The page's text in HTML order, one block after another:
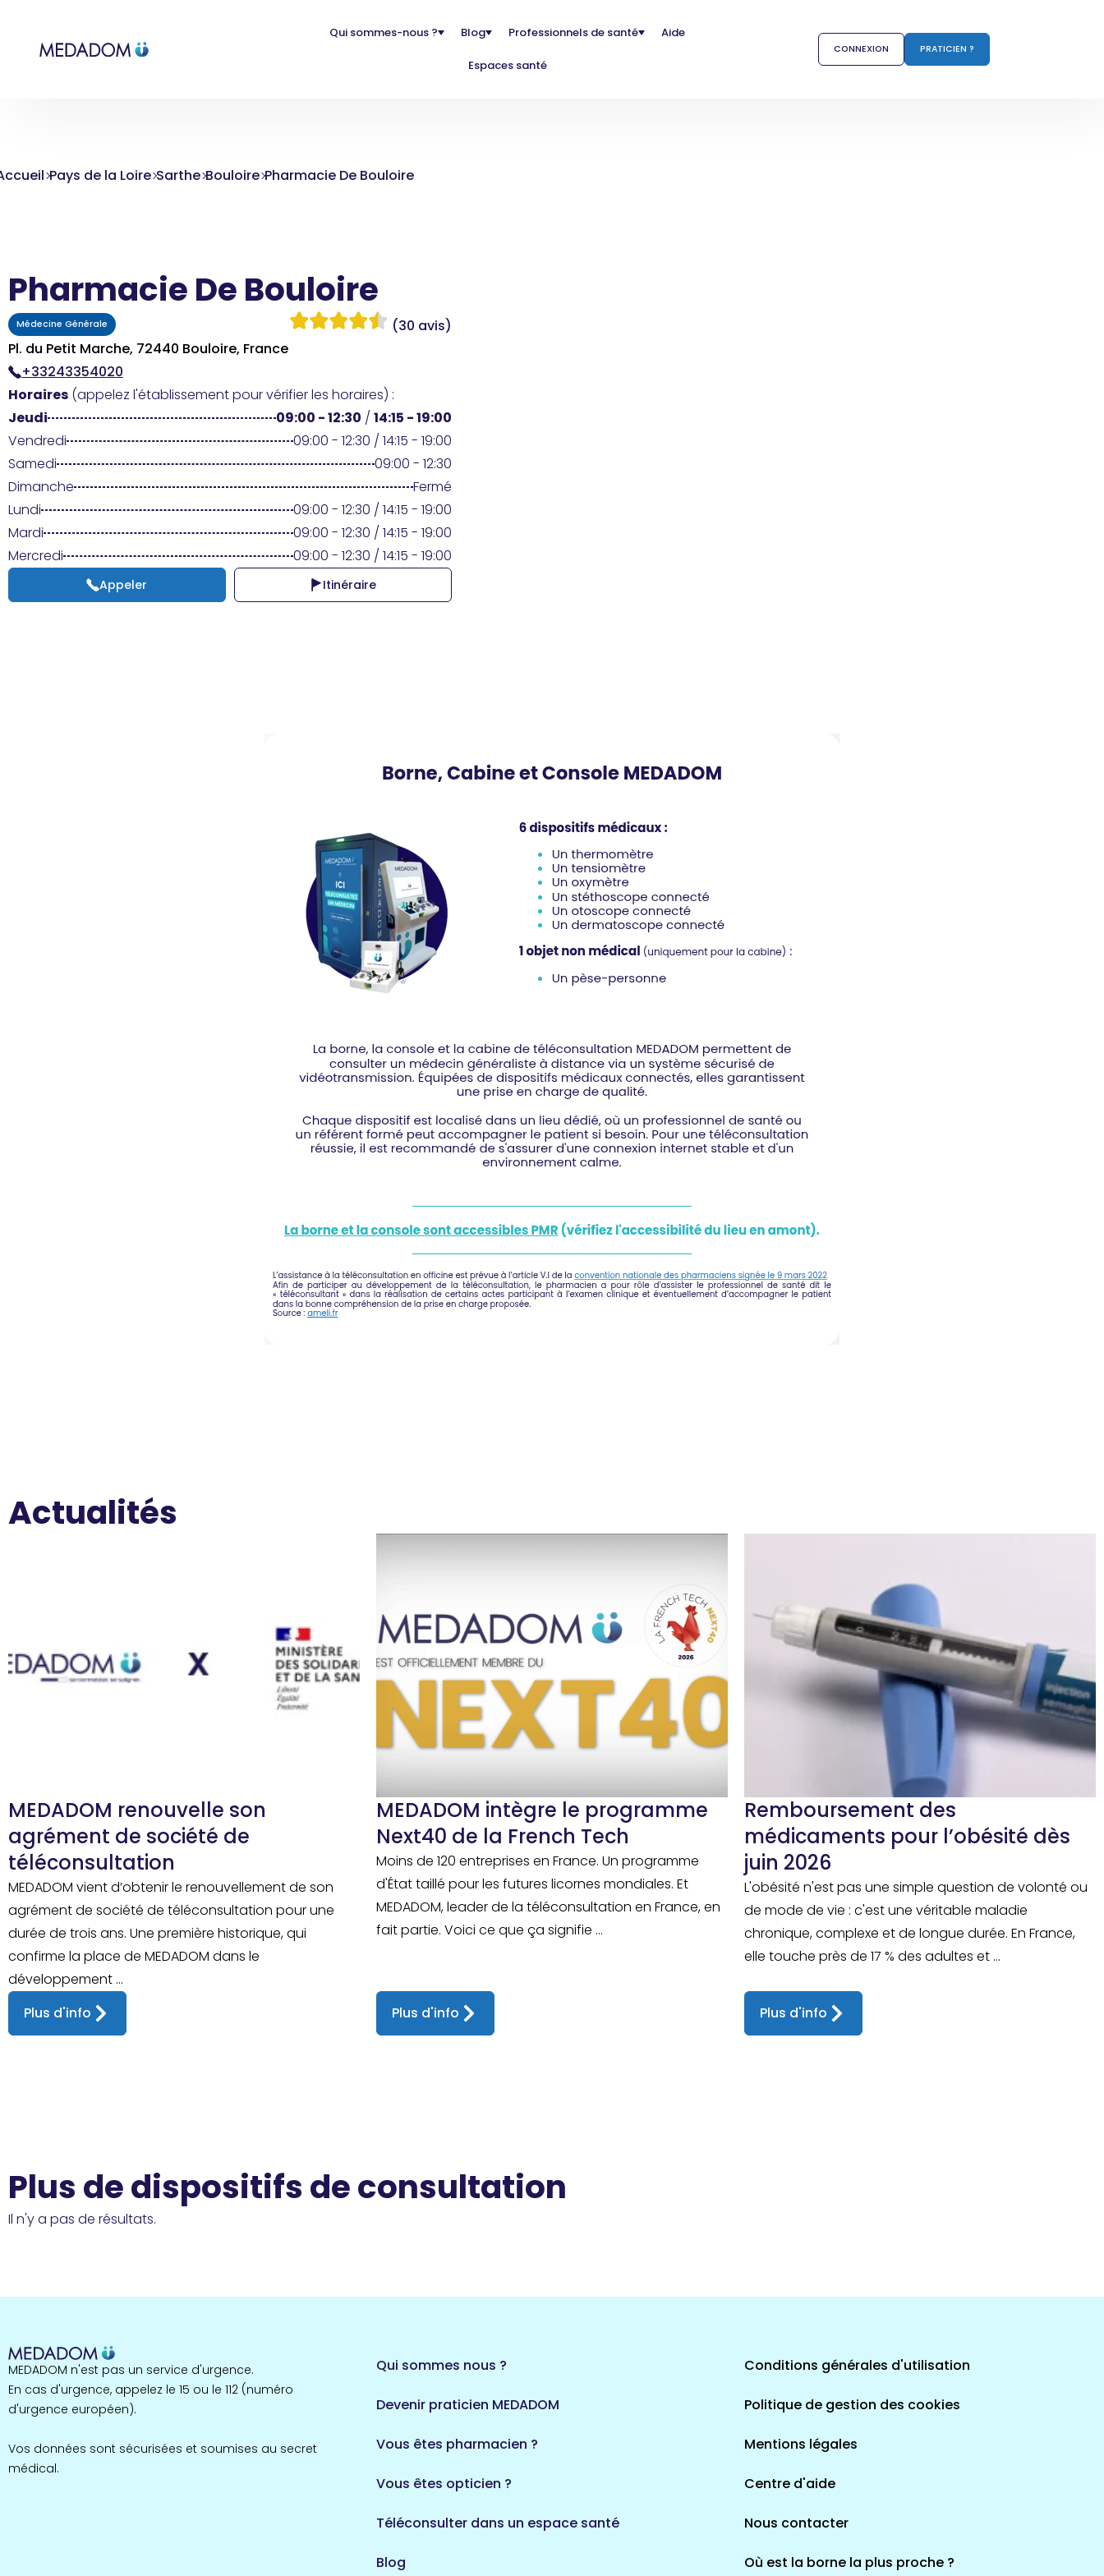
Qui sommes-nous ? Blog Professionnels de santé Aide
Espaces santé
CONNEXION PRATICIEN ?
Pays de la Loire Sarthe Bouloire Pharmacie De Bouloire
Pharmacie De Bouloire
Médecine Générale
(30 avis)
Pl. du Petit Marche, 72440 Bouloire, France
+33243354020
Horaires (appelez l'établissement pour vérifier les horaires) :
Jeudi
09:00 - 12:30 / 14:15 - 19:00
Vendredi
09:00 - 12:30 / 14:15 - 19:00
Samedi
09:00 - 12:30
Dimanche
Fermé
Lundi
09:00 - 12:30 / 14:15 - 19:00
Mardi
09:00 - 12:30 / 14:15 - 19:00
Mercredi
09:00 - 12:30 / 14:15 - 19:00
Appeler Itinéraire
Actualités
MEDADOM renouvelle son
agrément de société de
téléconsultation
MEDADOM vient d’obtenir le renouvellement de son
agrément de société de téléconsultation pour une
durée de trois ans. Une première historique, qui
confirme la place de MEDADOM dans le
développement ...
Plus d'info
MEDADOM intègre le programme
Next40 de la French Tech
Moins de 120 entreprises en France. Un programme
d'État taillé pour les futures licornes mondiales. Et
MEDADOM, leader de la téléconsultation en France, en
fait partie. Voici ce que ça signifie ...
Plus d'info
Remboursement des
médicaments pour l’obésité dès
juin 2026
L'obésité n'est pas une simple question de volonté ou
de mode de vie : c'est une véritable maladie
chronique, complexe et de longue durée. En France,
elle touche près de 17 % des adultes et ...
Plus d'info
Plus de dispositifs de consultation
Il n'y a pas de résultats.
MEDADOM n'est pas un service d'urgence.
En cas d'urgence, appelez le 15 ou le 112 (numéro
d'urgence européen).
Vos données sont sécurisées et soumises au secret
médical.
Qui sommes nous ?
Devenir praticien MEDADOM
Vous êtes pharmacien ?
Vous êtes opticien ?
Téléconsulter dans un espace santé
Blog
Conditions générales d'utilisation
Politique de gestion des cookies
Mentions légales
Centre d'aide
Nous contacter
Où est la borne la plus proche ?